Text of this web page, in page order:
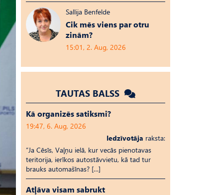
Sallija Benfelde
Cik mēs viens par otru
zinām?
15:01, 2. Aug, 2026
TAUTAS BALSS
Kā organizēs satiksmi?
19:47, 6. Aug, 2026
Iedzīvotāja raksta:
“Ja Cēsīs, Vaļņu ielā, kur vecās pienotavas
teritorija, ierīkos autostāvvietu, kā tad tur
brauks automašīnas? […]
Atļāva visam sabrukt